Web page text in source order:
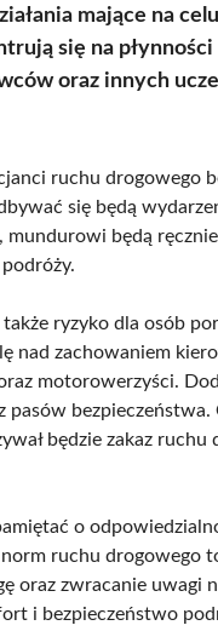
mające na
się na płynności
oraz innych
ruchu drogowego
się będą
będą
ryzyko dla osób
nad zachowaniem
motorowerzyści.
będzie zakaz ruchu
o
ruchu drogowego
oraz zwracanie uwagi
i bezpieczeństwo